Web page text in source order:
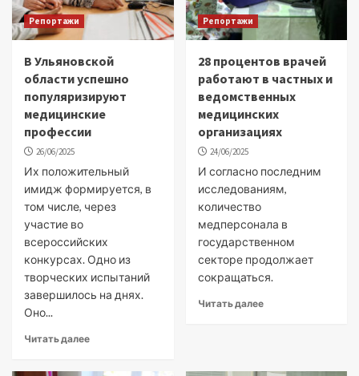
Репортажи
В Ульяновской
области успешно
популяризируют
медицинские
профессии
26/06/2025
Их положительный
имидж формируется, в
том числе, через
участие во
всероссийских
конкурсах. Одно из
творческих испытаний
завершилось на днях.
Оно...
Читать далее
Репортажи
28 процентов врачей
работают в частных и
ведомственных
медицинских
организациях
24/06/2025
И согласно последним
исследованиям,
количество
медперсонала в
государственном
секторе продолжает
сокращаться.
Читать далее